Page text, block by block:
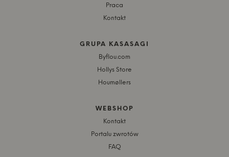
Praca
Kontakt
GRUPA KASASAGI
Byflou.com
Hollys Store
Houmøllers
WEBSHOP
Kontakt
Portalu zwrotów
FAQ